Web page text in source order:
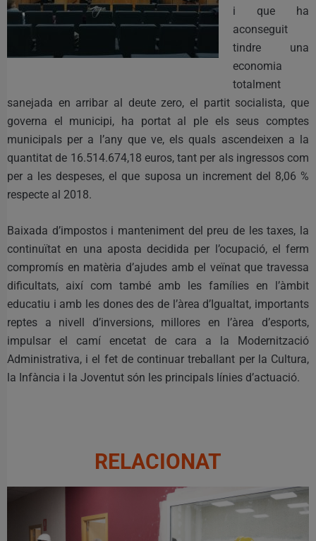
i que ha
aconseguit
tindre una
economia
totalment
sanejada en arribar al deute zero, el partit socialista, que
governa el municipi, ha portat al ple els seus comptes
municipals per a l’any que ve, els quals ascendeixen a la
quantitat de 16.514.674,18 euros, tant per als ingressos com
per a les despeses, el que suposa un increment del 8,06 %
respecte al 2018.
Baixada d’impostos i manteniment del preu de les taxes, la
continuïtat en una aposta decidida per l’ocupació, el ferm
compromís en matèria d’ajudes amb el veïnat que travessa
dificultats, així com també amb les famílies en l’àmbit
educatiu i amb les dones des de l’àrea d’Igualtat, importants
reptes a nivell d’inversions, millores en l’àrea d’esports,
impulsar el camí encetat de cara a la Modernització
Administrativa, i el fet de continuar treballant per la Cultura,
la Infància i la Joventut són les principals línies d’actuació.
RELACIONAT